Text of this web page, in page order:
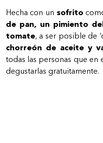
Hecha con un sofrito
de pan, un pimiento
tomate, a ser posible de
chorreón de aceite y
todas las personas que en
degustarlas gratuitamente.